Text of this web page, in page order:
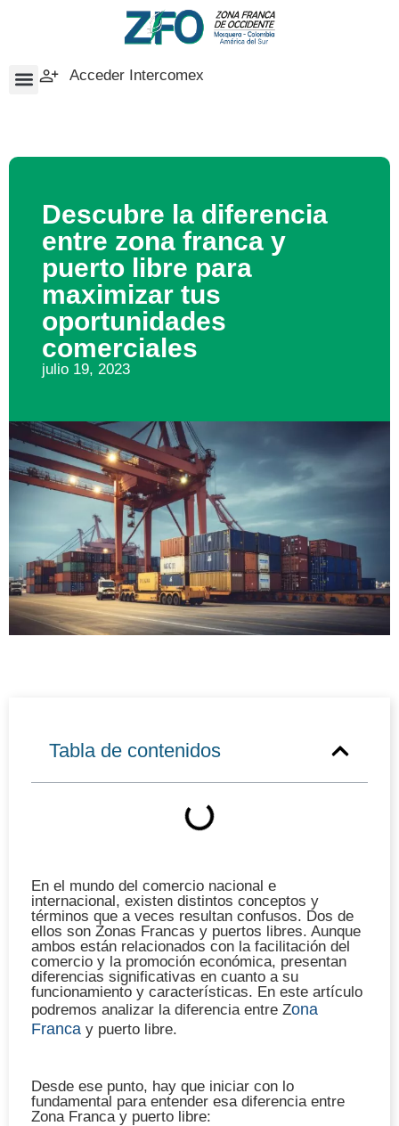
Acceder Intercomex
Descubre la diferencia
entre zona franca y
puerto libre para
maximizar tus
oportunidades
comerciales
julio 19, 2023
Tabla de contenidos
En el mundo del comercio nacional e
internacional, existen distintos conceptos y
términos que a veces resultan confusos. Dos de
ellos son Zonas Francas y puertos libres. Aunque
ambos están relacionados con la facilitación del
comercio y la promoción económica, presentan
diferencias significativas en cuanto a su
funcionamiento y características. En este artículo
podremos analizar la diferencia entre Zona
Franca y puerto libre.
Desde ese punto, hay que iniciar con lo
fundamental para entender esa diferencia entre
Zona Franca y puerto libre: